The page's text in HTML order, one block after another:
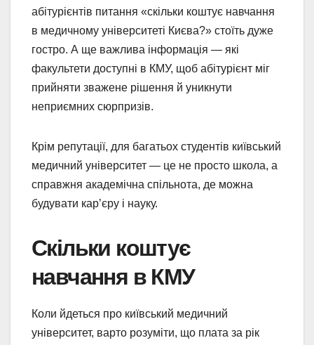
абітурієнтів питання «скільки коштує навчання
в медичному університеті Києва?» стоїть дуже
гостро. А ще важлива інформація — які
факультети доступні в КМУ, щоб абітурієнт міг
прийняти зважене рішення й уникнути
неприємних сюрпризів.
Крім репутації, для багатьох студентів київський
медичний університет — це не просто школа, а
справжня академічна спільнота, де можна
будувати кар’єру і науку.
Скільки коштує
навчання в КМУ
Коли йдеться про київський медичний
університет, варто розуміти, що плата за рік